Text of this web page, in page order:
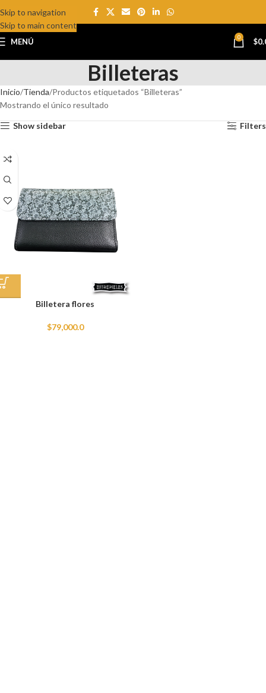
Skip to navigation
Skip to main content
MENÚ 0 $
Billeteras
Inicio Tienda Productos etiquetados “Billeteras”
Mostrando el único resultado
Show sidebar Filters
Billetera flores
$79,000.0